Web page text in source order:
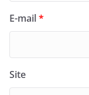
E-mail*
Site